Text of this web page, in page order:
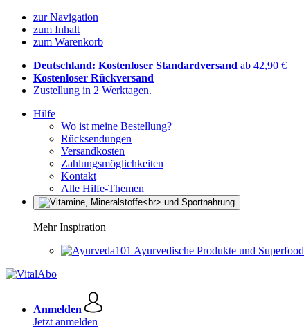
zur Navigation
zum Inhalt
zum Warenkorb
Deutschland: Kostenloser Standardversand ab 42,90 €
Kostenloser Rückversand
Zustellung in 2 Werktagen.
Hilfe
Wo ist meine Bestellung?
Rücksendungen
Versandkosten
Zahlungsmöglichkeiten
Kontakt
Alle Hilfe-Themen
Mehr Inspiration
Ayurvedische Produkte und Superfood
Anmelden
Jetzt anmelden